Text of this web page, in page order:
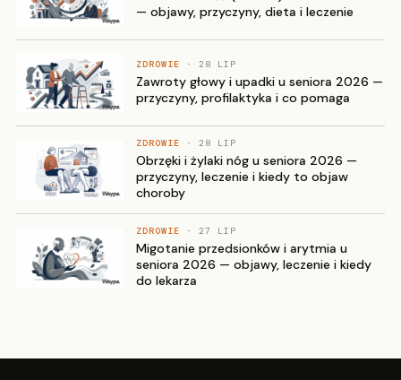
— objawy, przyczyny, dieta i leczenie
ZDROWIE · 28 LIP
Zawroty głowy i upadki u seniora 2026 —
przyczyny, profilaktyka i co pomaga
ZDROWIE · 28 LIP
Obrzęki i żylaki nóg u seniora 2026 —
przyczyny, leczenie i kiedy to objaw
choroby
ZDROWIE · 27 LIP
Migotanie przedsionków i arytmia u
seniora 2026 — objawy, leczenie i kiedy
do lekarza